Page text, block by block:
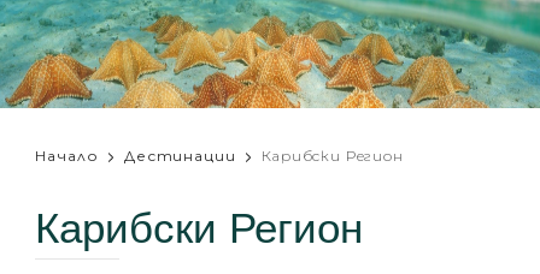
Начало Дестинации Карибски Регион
Карибски Регион